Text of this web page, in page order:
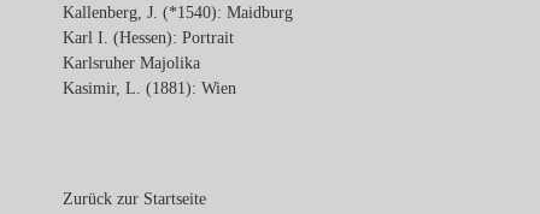
Kallenberg, J. (*1540): Maidburg
Karl I. (Hessen): Portrait
Karlsruher Majolika
Kasimir, L. (1881): Wien
Zurück zur Startseite